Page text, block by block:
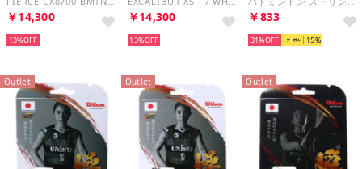
￥14,300
13%
￥14,300
13%
￥833
31% 15
Outlet Outlet Outlet